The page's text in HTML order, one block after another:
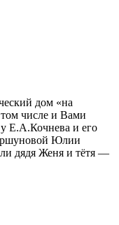
дом «на
числе и Вами
Е.А.Кочнева и его
Юлии
дядя Женя и тётя —